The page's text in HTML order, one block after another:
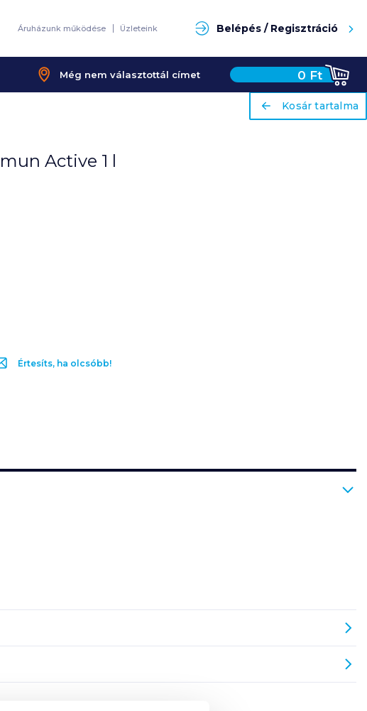
Áruházunk működése Üzleteink Belépés / Regisztráció
Még nem választottál címet 0 Ft
ariaLabel
Kosár tartalma
Active 1 l
Értesíts, ha olcsóbb!